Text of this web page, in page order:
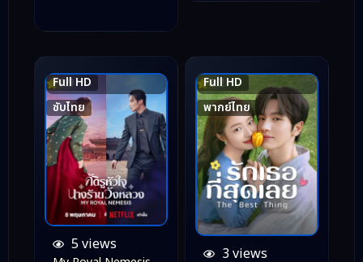
Full HD
ซับไทย
7.9
5 views
Full HD
พากย์ไทย
8.2
3 views